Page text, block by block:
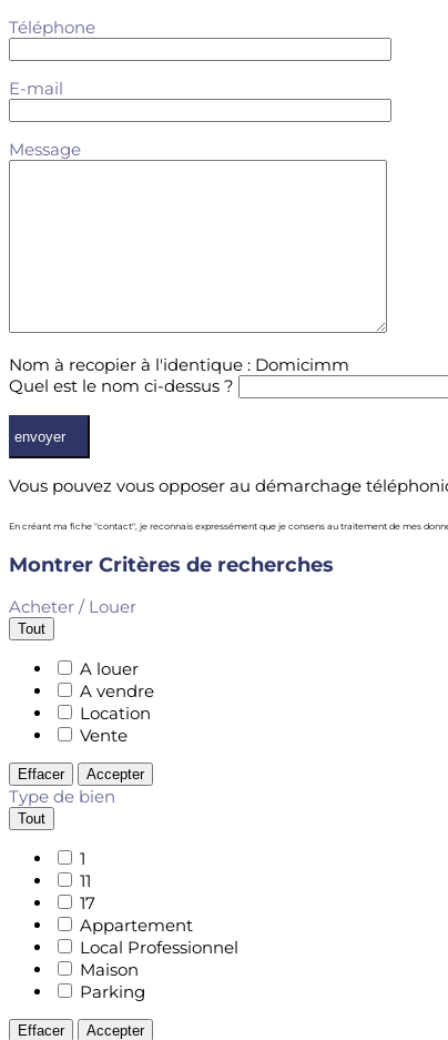
Téléphone
E-mail
Message
Nom à recopier à l'identique : Domicimm
Quel est le nom ci-dessus ?
Vous pouvez vous opposer au démarchage
En créant ma fiche "contact", je reconnais expressément que je consens au traitement de mes
Montrer Critères de recherches
Acheter / Louer
Tout
A louer
A vendre
Location
Vente
Effacer Accepter
Type de bien
Tout
1
11
17
Appartement
Local Professionnel
Maison
Parking
Effacer Accepter